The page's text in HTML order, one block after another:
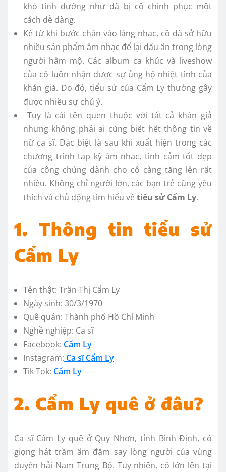
khó tính dường như đã bị cô chinh phục một
cách dễ dàng.
Kể từ khi bước chân vào làng nhạc, cô đã sở hữu
nhiều sản phẩm âm nhạc để lại dấu ấn trong lòng
người hâm mộ. Các album ca khúc và liveshow
của cô luôn nhận được sự ủng hộ nhiệt tình của
khán giả. Do đó, tiểu sử của Cẩm Ly thường gây
được nhiều sự chú ý.
Tuy là cái tên quen thuộc với tất cả khán giả
nhưng không phải ai cũng biết hết thông tin về
nữ ca sĩ. Đặc biệt là sau khi xuất hiện trong các
chương trình tạp kỹ âm nhạc, tình cảm tốt đẹp
của công chúng dành cho cô càng tăng lên rất
nhiều. Không chỉ người lớn, các bạn trẻ cũng yêu
thích và chủ động tìm hiểu về tiểu sử Cẩm Ly.
1. Thông tin tiểu sử
Cẩm Ly
Tên thật: Trần Thị Cẩm Ly
Ngày sinh: 30/3/1970
Quê quán: Thành phố Hồ Chí Minh
Nghề nghiệp: Ca sĩ
Facebook: Cẩm Ly
Instagram: Ca sĩ Cẩm Ly
Tik Tok: Cẩm Ly
2. Cẩm Ly quê ở đâu?
Ca sĩ Cẩm Ly quê ở Quy Nhơn, tỉnh Bình Định, có
giọng hát trầm ấm đắm say lòng người của vùng
duyên hải Nam Trung Bộ. Tuy nhiên, cô lớn lên tại